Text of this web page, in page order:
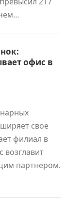
офис в
свое
филиал в
партнером.